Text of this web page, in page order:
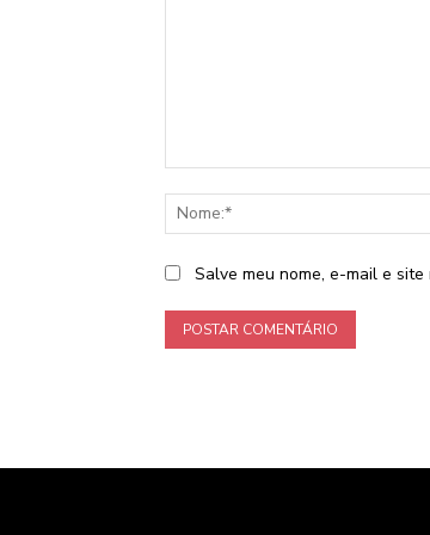
Salve meu nome, e-mail e